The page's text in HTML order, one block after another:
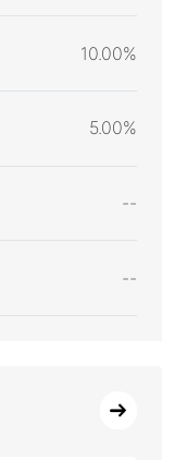
10.00%
5.00%
--
--